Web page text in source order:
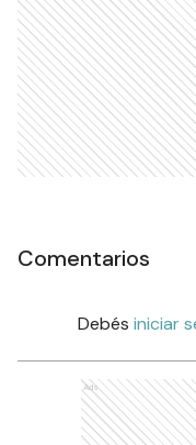
Comentarios
Debés iniciar
Ads